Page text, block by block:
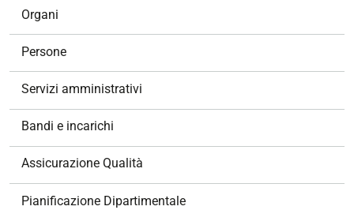
Organi
Persone
Servizi amministrativi
Bandi e incarichi
Assicurazione Qualità
Pianificazione Dipartimentale